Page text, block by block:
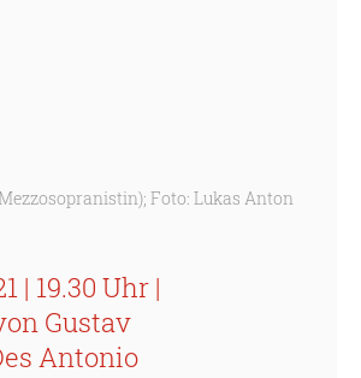
Foto: Lukas Anton
| 19.30 Uhr |
Gustav
Antonio